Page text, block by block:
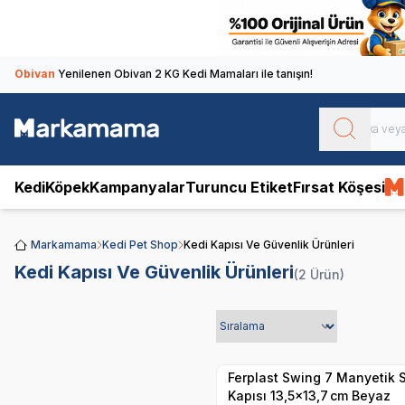
Obivan Yenilenen Obivan 2 KG Kedi Mamaları ile tanışın!
KediKöpekKampanyalarTuruncu EtiketFırsat Köşesi
Markamama Kedi Pet Shop Kedi Kapısı Ve Güvenlik Ürünleri
Kedi Kapısı Ve Güvenlik Ürünleri(2 Ürün)
Satıcı
Ferplast Swing 7 Manyetik
Kapısı 13,5×13,7 cm Beyaz